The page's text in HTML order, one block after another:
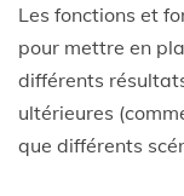
Les fonctions et
pour mettre en
différents
ultérieures
que différents